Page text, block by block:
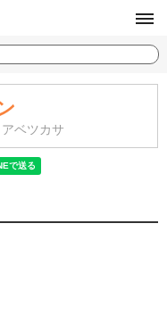
アベツカサ